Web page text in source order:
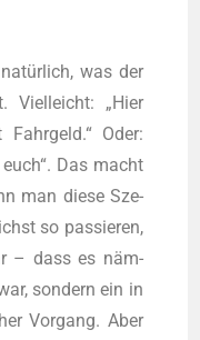
was der
Viel­leicht: „Hier
Oder:
Das macht
man die­se Sze­
so pas­sie­ren,
– dass es näm­
son­dern ein in
Vor­gang. Aber